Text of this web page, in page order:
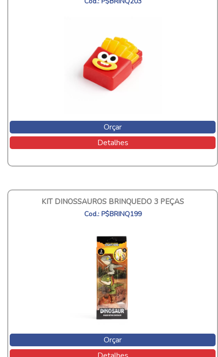
Orçar
Detalhes
KIT DINOSSAUROS BRINQUEDO 3 PEÇAS
Cod.: P$BRINQ199
Orçar